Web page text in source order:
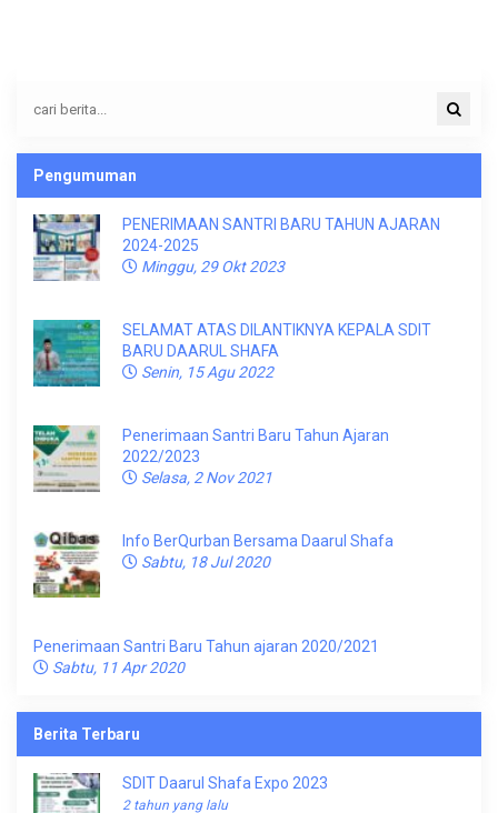
Pengumuman
PENERIMAAN SANTRI BARU TAHUN AJARAN
2024-2025
Minggu, 29 Okt 2023
SELAMAT ATAS DILANTIKNYA KEPALA SDIT
BARU DAARUL SHAFA
Senin, 15 Agu 2022
Penerimaan Santri Baru Tahun Ajaran
2022/2023
Selasa, 2 Nov 2021
Info BerQurban Bersama Daarul Shafa
Sabtu, 18 Jul 2020
Penerimaan Santri Baru Tahun ajaran 2020/2021
Sabtu, 11 Apr 2020
Berita Terbaru
SDIT Daarul Shafa Expo 2023
2 tahun yang lalu